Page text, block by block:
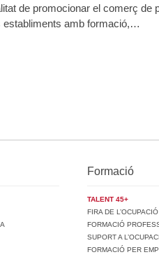
de promocionar el comerç de
establiments amb formació,…
Formació
TALENT 45+
FIRA DE
FORMACIÓ
SUPORT A
FORMACIÓ PER